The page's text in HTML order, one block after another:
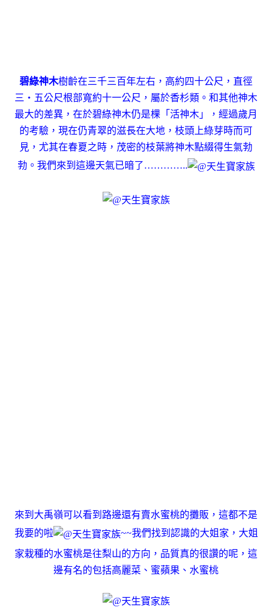
碧綠神木樹齡在三千三百年左右，高約四十公尺，直徑
三‧五公尺根部寬約十一公尺，屬於香杉類。和其他神木
最大的差異，在於碧綠神木仍是棵「活神木」，經過歲月
的考驗，現在仍青翠的滋長在大地，枝頭上綠芽時而可
見，尤其在春夏之時，茂密的枝葉將神木點綴得生氣勃
勃。我們來到這邊天氣已暗了…………..
來到大禹嶺可以看到路邊還有賣水蜜桃的攤販，這都不是
我要的啦
~~我們找到認識的大姐家，大姐
家栽種的水蜜桃是往梨山的方向，品質真的很讚的呢，這
邊有名的包括高麗菜、蜜蘋果、水蜜桃